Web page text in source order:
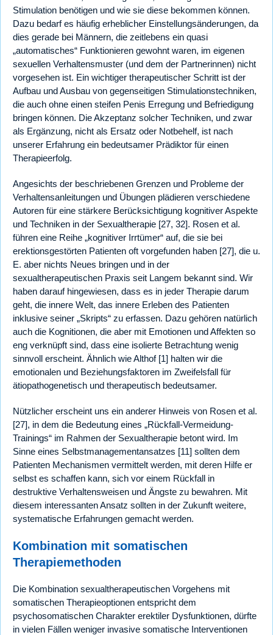
Stimulation benötigen und wie sie diese bekommen können.
Dazu bedarf es häufig erheblicher Einstellungsänderungen, da
dies gerade bei Männern, die zeitlebens ein quasi
„automatisches“ Funktionieren gewohnt waren, im eigenen
sexuellen Verhaltensmuster (und dem der Partnerinnen) nicht
vorgesehen ist. Ein wichtiger therapeutischer Schritt ist der
Aufbau und Ausbau von gegenseitigen Stimulationstechniken,
die auch ohne einen steifen Penis Erregung und Befriedigung
bringen können. Die Akzeptanz solcher Techniken, und zwar
als Ergänzung, nicht als Ersatz oder Notbehelf, ist nach
unserer Erfahrung ein bedeutsamer Prädiktor für einen
Therapieerfolg.
Angesichts der beschriebenen Grenzen und Probleme der
Verhaltensanleitungen und Übungen plädieren verschiedene
Autoren für eine stärkere Berücksichtigung kognitiver Aspekte
und Techniken in der Sexualtherapie [27, 32]. Rosen et al.
führen eine Reihe „kognitiver Irrtümer“ auf, die sie bei
erektionsgestörten Patienten oft vorgefunden haben [27], die u.
E. aber nichts Neues bringen und in der
sexualtherapeutischen Praxis seit Langem bekannt sind. Wir
haben darauf hingewiesen, dass es in jeder Therapie darum
geht, die innere Welt, das innere Erleben des Patienten
inklusive seiner „Skripts“ zu erfassen. Dazu gehören natürlich
auch die Kognitionen, die aber mit Emotionen und Affekten so
eng verknüpft sind, dass eine isolierte Betrachtung wenig
sinnvoll erscheint. Ähnlich wie Althof [1] halten wir die
emotionalen und Beziehungsfaktoren im Zweifelsfall für
ätiopathogenetisch und therapeutisch bedeutsamer.
Nützlicher erscheint uns ein anderer Hinweis von Rosen et al.
[27], in dem die Bedeutung eines „Rückfall-Vermeidung-
Trainings“ im Rahmen der Sexualtherapie betont wird. Im
Sinne eines Selbstmanagementansatzes [11] sollten dem
Patienten Mechanismen vermittelt werden, mit deren Hilfe er
selbst es schaffen kann, sich vor einem Rückfall in
destruktive Verhaltensweisen und Ängste zu bewahren. Mit
diesem interessanten Ansatz sollten in der Zukunft weitere,
systematische Erfahrungen gemacht werden.
Kombination mit somatischen
Therapiemethoden
Die Kombination sexualtherapeutischen Vorgehens mit
somatischen Therapieoptionen entspricht dem
psychosomatischen Charakter erektiler Dysfunktionen, dürfte
in vielen Fällen weniger invasive somatische Interventionen